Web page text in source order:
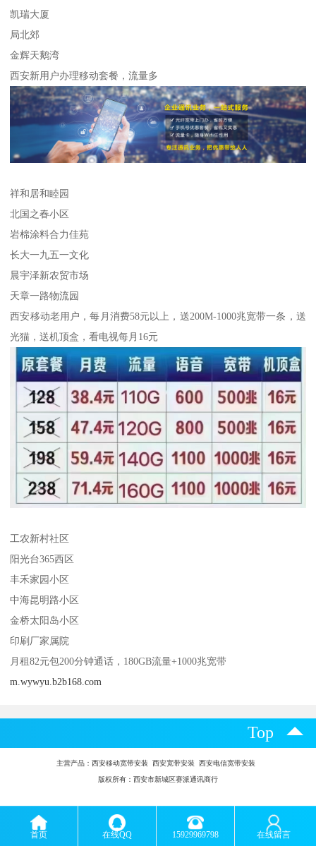
凯瑞大厦
局北郊
金辉天鹅湾
西安新用户办理移动套餐，流量多
祥和居和睦园
北国之春小区
岩棉涂料合力佳苑
长大一九五一文化
晨宇泽新农贸市场
天章一路物流园
西安移动老用户，每月消费58元以上，送200M-1000兆宽带一条，送
光猫，送机顶盒，看电视每月16元
工农新村社区
阳光台365西区
丰禾家园小区
中海昆明路小区
金桥太阳岛小区
印刷厂家属院
月租82元包200分钟通话，180GB流量+1000兆宽带
m.wywyu.b2b168.com
Top
主营产品： 西安移动宽带安装 西安宽带安装 西安电信宽带安装
版权所有：西安市新城区赛派通讯商行
首页 在线QQ 15929969798 在线留言